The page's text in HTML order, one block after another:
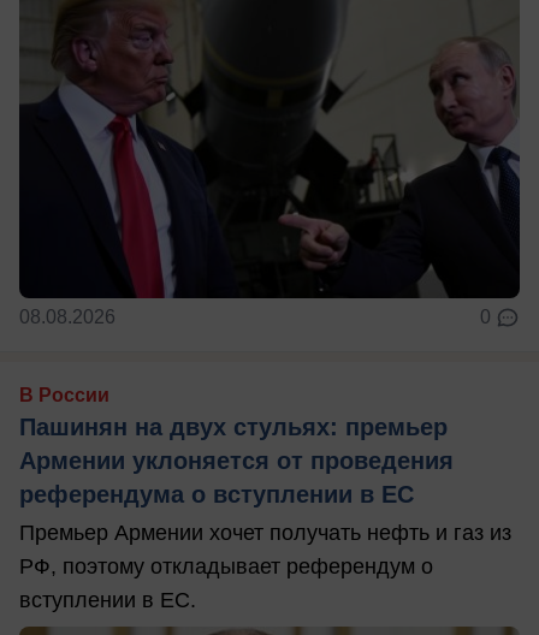
08.08.2026 0
В России
Пашинян на двух стульях: премьер
Армении уклоняется от проведения
референдума о вступлении в ЕС
Премьер Армении хочет получать нефть и газ из
РФ, поэтому откладывает референдум о
вступлении в ЕС.